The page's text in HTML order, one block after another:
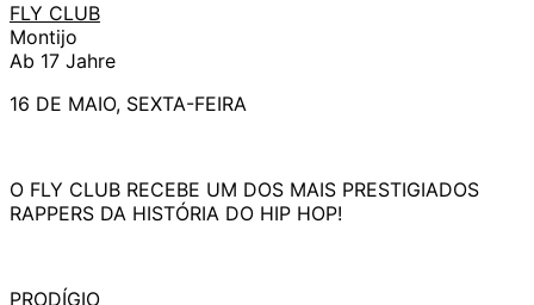
FLY CLUB
Montijo
Ab 17 Jahre
16 DE MAIO, SEXTA-FEIRA
O FLY CLUB RECEBE UM DOS MAIS PRESTIGIADOS
RAPPERS DA HISTÓRIA DO HIP HOP!
PRODÍGIO